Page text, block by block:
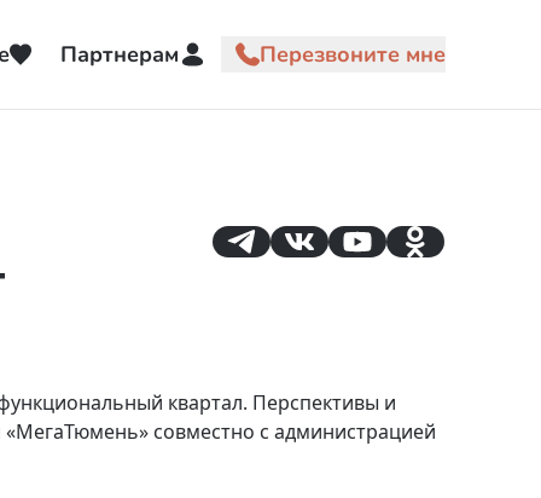
Партнерам
квартал. Перспективы и
совместно с администрацией